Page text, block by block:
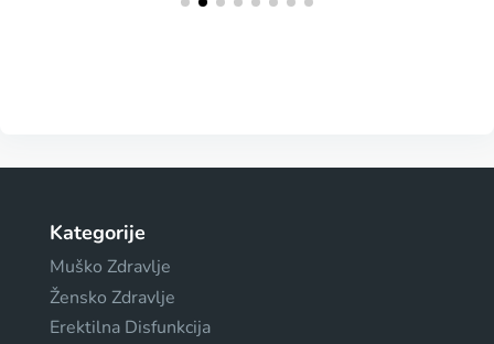
Kategorije
Muško Zdravlje
Žensko Zdravlje
Erektilna Disfunkcija